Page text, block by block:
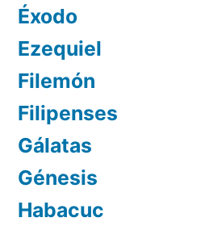
Éxodo
Ezequiel
Filemón
Filipenses
Gálatas
Génesis
Habacuc